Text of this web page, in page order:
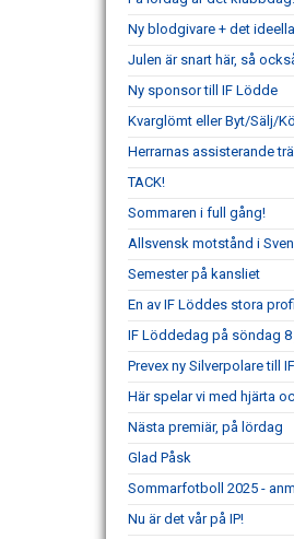
Ny blodgivare + det
Julen är snart här, så
Ny sponsor till IF Lödde
Kvarglömt eller Byt/Sälj/
Herrarnas assisterande
TACK!
Sommaren i full gång!
Allsvensk motstånd i
Semester på kansliet
En av IF Löddes stora
IF Löddedag på söndag 8
Prevex ny Silverpolare till
Här spelar vi med hjärta
Nästa premiär, på lördag
Glad Påsk
Sommarfotboll 2025 -
Nu är det vår på IP!